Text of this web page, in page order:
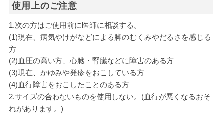
使用上のご注意
1.次の方はご使用前に医師に相談する。
(1)現在、病気やけがなどによる脚のむくみやだるさを感じる
方
(2)血圧の高い方、心臓・腎臓などに障害のある方
(3)現在、かゆみや発疹をおこしている方
(4)血行障害をおこしたことのある方
2.サイズの合わないものを使用しない。(血行が悪くなるおそ
れがあります。)